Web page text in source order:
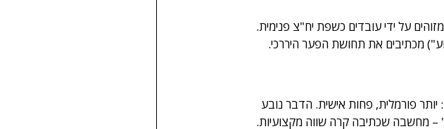
על ידי עובדים כשפת יח"צ פנימית.
מכתיבים את תחושת הפער היררכי.
יותר פורמלית, פחות אישית. הדבר נובע
– מחשבה שכתיבה קרה שווה מקצועיות.